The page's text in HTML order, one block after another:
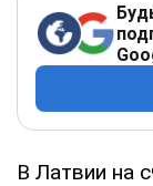
В Латвии на